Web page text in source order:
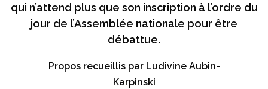
qui n’attend plus que son inscription à l’ordre du
jour de l’Assemblée nationale pour être
débattue.
Propos recueillis par Ludivine Aubin-
Karpinski